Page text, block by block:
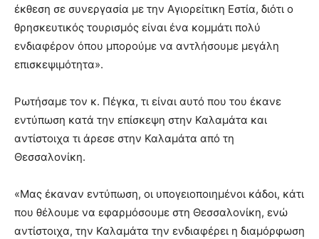
έκθεση σε συνεργασία με την Αγιορείτικη Εστία, διότι ο
θρησκευτικός τουρισμός είναι ένα κομμάτι πολύ
ενδιαφέρον όπου μπορούμε να αντλήσουμε μεγάλη
επισκεψιμότητα».
Ρωτήσαμε τον κ. Πέγκα, τι είναι αυτό που του έκανε
εντύπωση κατά την επίσκεψη στην Καλαμάτα και
αντίστοιχα τι άρεσε στην Καλαμάτα από τη
Θεσσαλονίκη.
«Μας έκαναν εντύπωση, οι υπογειοποιημένοι κάδοι, κάτι
που θέλουμε να εφαρμόσουμε στη Θεσσαλονίκη, ενώ
αντίστοιχα, την Καλαμάτα την ενδιαφέρει η διαμόρφωση